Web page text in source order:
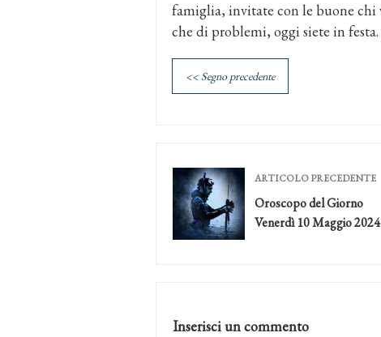
famiglia, invitate con le buone
che di problemi, oggi siete in festa.
<< Segno precedente
ARTICOLO PRECEDENTE
Oroscopo del Giorno
Venerdì 10 Maggio 2024
Inserisci un commento